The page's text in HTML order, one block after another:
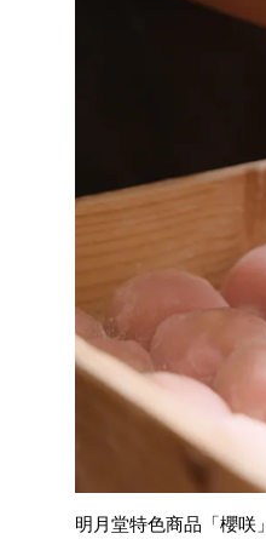
明月堂特色商品「櫻咲」